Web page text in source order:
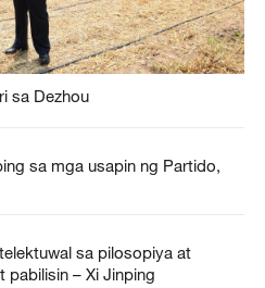
sa Dezhou
sa mga usapin ng Partido,
sa pilosopiya at
pabilisin – Xi Jinping